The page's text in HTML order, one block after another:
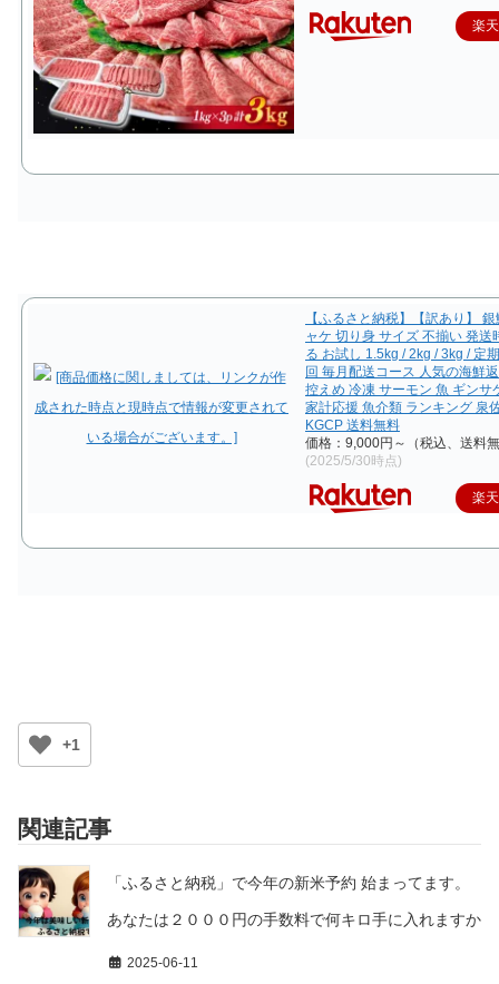
楽
【ふるさと納税】【訳あり】
ャケ 切り身 サイズ 不揃い 発送
る お試し 1.5kg / 2kg / 3kg / 定
回 毎月配送コース 人気の海鮮
控えめ 冷凍 サーモン 魚 ギンサ
家計応援 魚介類 ランキング 泉
KGCP 送料無料
価格：9,000円～（税込、送料
(2025/5/30時点)
楽
+1
関連記事
「ふるさと納税」で今年の新米予約 始まってます。
あなたは２０００円の手数料で何キロ手に入れますか
2025-06-11